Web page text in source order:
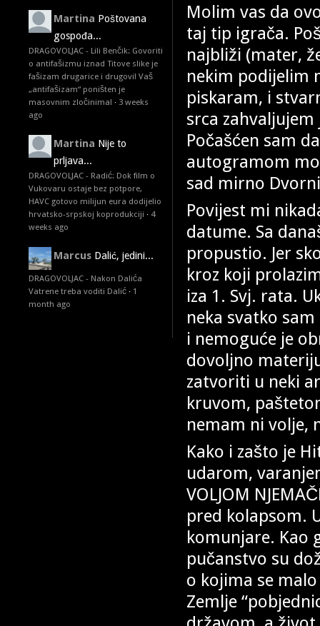
Martina Poštovana
gospođa...
DRAGOVOLJAC - Lili Benčik: Govoriti
o antifašizmu iznad Titove slike je
fašizam drugarice i drugovi! Vaš
„antifašizam“ poništen je
masovnim zločinima! · 3 weeks
ago
Martina Nije to
prljava...
DRAGOVOLJAC - Radić: Dok film o
Vukovaru ostaje bez potpore,
HAVC gotovo milijun eura dodijelio
hrvatsko-srpskoj koprodukciji · 4
weeks ago
Marcus Dalić, jedini...
DRAGOVOLJAC - Nakon Dalića
Vatrene treba voditi Dalić · 1
month ago
Molim vas da
taj tip igrača.
najbliži (mater,
nekim podijelim
piskaram, i
srca
Počašćen sam
autogramom
sad mirno
Povijest mi
datume. Sa
propustio. Jer
kroz koji
iza 1. Svj. rata.
neka svatko
i nemoguće je
dovoljno
zatvoriti u neki
kruvom,
nemam ni volje,
Kako i zašto je
udarom,
VOLJOM
pred kolapsom.
komunjare. Kao
pučanstvo su
o kojima se
Zemlje